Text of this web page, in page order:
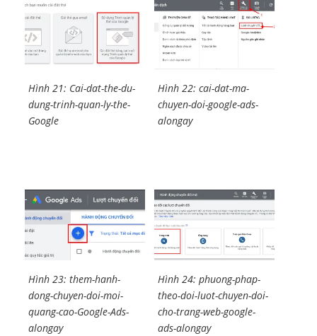
Hình 21: Cai-dat-the-du-
dung-trinh-quan-ly-the-
Google
Hình 22: cai-dat-ma-
chuyen-doi-google-ads-
alongay
Hình 23: them-hanh-
dong-chuyen-doi-moi-
quang-cao-Google-Ads-
alongay
Hình 24: phuong-phap-
theo-doi-luot-chuyen-doi-
cho-trang-web-google-
ads-alongay